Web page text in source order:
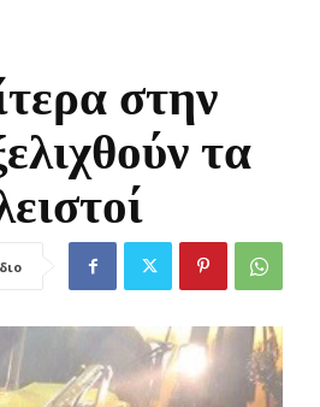
στην
τα